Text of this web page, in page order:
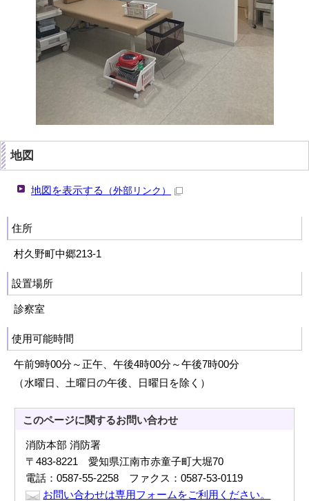
地図
地図を表示する （外部リンク）
住所
村久野町中郷213‐1
設置場所
診察室
使用可能時間
午前9時00分～正午、午後4時00分～午後7時00分
（水曜日、土曜日の午後、日曜日を除く）
このページに関するお問い合わせ
消防本部 消防署
〒483-8221 愛知県江南市赤童子町大堀70
電話：0587-55-2258 ファクス：0587-53-0119
お問い合わせは専用フォームをご利用ください。